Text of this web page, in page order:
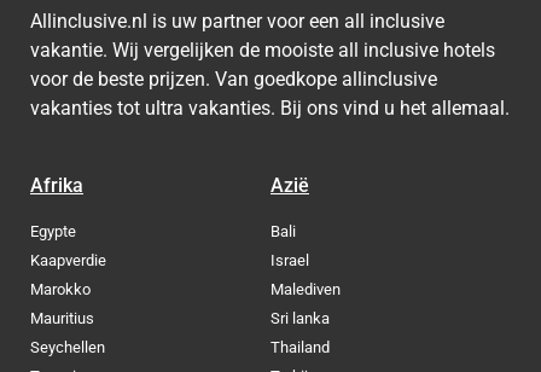
Allinclusive.nl is uw partner voor een all inclusive
vakantie. Wij vergelijken de mooiste all inclusive hotels
voor de beste prijzen. Van goedkope allinclusive
vakanties tot ultra vakanties. Bij ons vind u het allemaal.
Afrika
Egypte
Kaapverdie
Marokko
Mauritius
Seychellen
Azië
Bali
Israel
Malediven
Sri lanka
Thailand